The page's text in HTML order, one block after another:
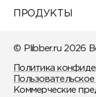
ПРОДУКТЫ
© Plibber.ru 2026
Политика
Коммерческие